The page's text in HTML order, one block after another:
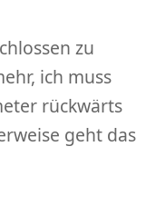
zu
ich muss
rückwärts
geht das